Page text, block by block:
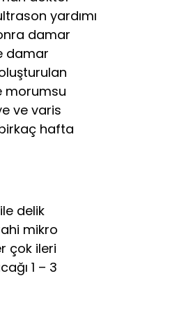
yardımı
damar
damar
morumsu
ve varis
hafta
delik
mikro
çok ileri
1 – 3